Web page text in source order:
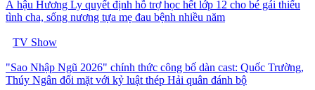
Á hậu Hương Ly quyết định hỗ trợ học hết lớp 12 cho bé gái thiếu
tình cha, sống nương tựa mẹ đau bệnh nhiều năm
TV Show
"Sao Nhập Ngũ 2026" chính thức công bố dàn cast: Quốc Trường,
Thúy Ngân đối mặt với kỷ luật thép Hải quân đánh bộ